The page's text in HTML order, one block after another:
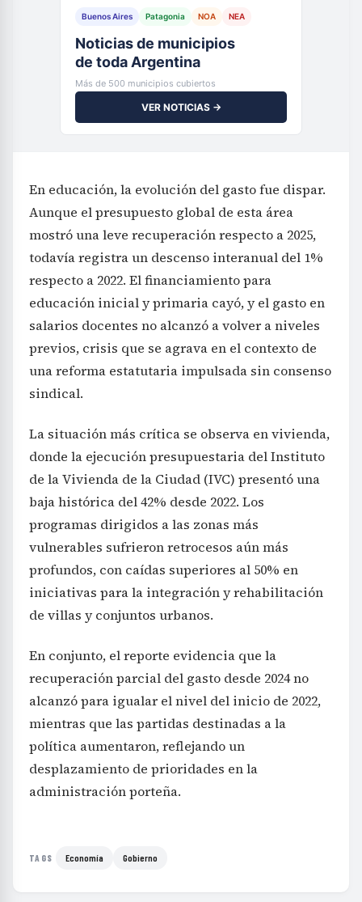
Buenos Aires Patagonia NOA NEA
Noticias de municipios
de toda Argentina
Más de 500 municipios cubiertos
VER NOTICIAS →
En educación, la evolución del gasto fue dispar.
Aunque el presupuesto global de esta área
mostró una leve recuperación respecto a 2025,
todavía registra un descenso interanual del 1%
respecto a 2022. El financiamiento para
educación inicial y primaria cayó, y el gasto en
salarios docentes no alcanzó a volver a niveles
previos, crisis que se agrava en el contexto de
una reforma estatutaria impulsada sin consenso
sindical.
La situación más crítica se observa en vivienda,
donde la ejecución presupuestaria del Instituto
de la Vivienda de la Ciudad (IVC) presentó una
baja histórica del 42% desde 2022. Los
programas dirigidos a las zonas más
vulnerables sufrieron retrocesos aún más
profundos, con caídas superiores al 50% en
iniciativas para la integración y rehabilitación
de villas y conjuntos urbanos.
En conjunto, el reporte evidencia que la
recuperación parcial del gasto desde 2024 no
alcanzó para igualar el nivel del inicio de 2022,
mientras que las partidas destinadas a la
política aumentaron, reflejando un
desplazamiento de prioridades en la
administración porteña.
TAGS Economía Gobierno